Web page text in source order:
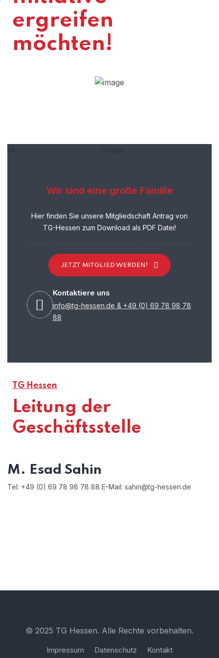
ergreifen
möchten!
Wir sind eine große Familie
Hier finden Sie unsere Mitgliedschaft Antrag von
TG-Hessen zum Download als PDF Datei!
JETZT MITGLIED WERDEN!
Kontaktiere uns
info@tg-hessen.de & +49 (0) 69 78 98 78
88
TG Hessen
Leitung der
Geschäftsstelle
M. Esad Sahin
Tel: +49 (0) 69 78 98 78 88 E-Mail: sahin@tg-hessen.de
© 2025 TG Hessen. Alle Rechte vorbehalten.
Impressum Datenschutz Kontakt